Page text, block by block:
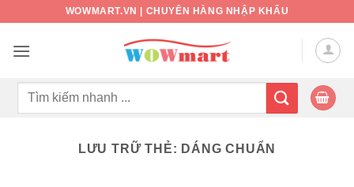
nội
WOWMART.VN | CHUYÊN HÀNG NHẬP KHẨU
Tìm
LƯU TRỮ THẺ: DÁNG CHUẨN